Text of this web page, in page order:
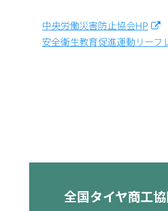
中央労働災害防止協会HP
安全衛生教育促進運動リーフ
全国タイヤ商工